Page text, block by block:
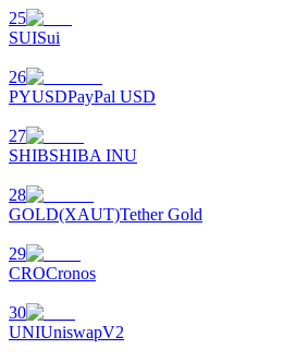
Bitrue
Bitrue-partners
25
SUISui
26
PYUSDPayPal USD
27
SHIBSHIBA INU
28
GOLD(XAUT)Tether Gold
29
CROCronos
30
UNIUniswapV2